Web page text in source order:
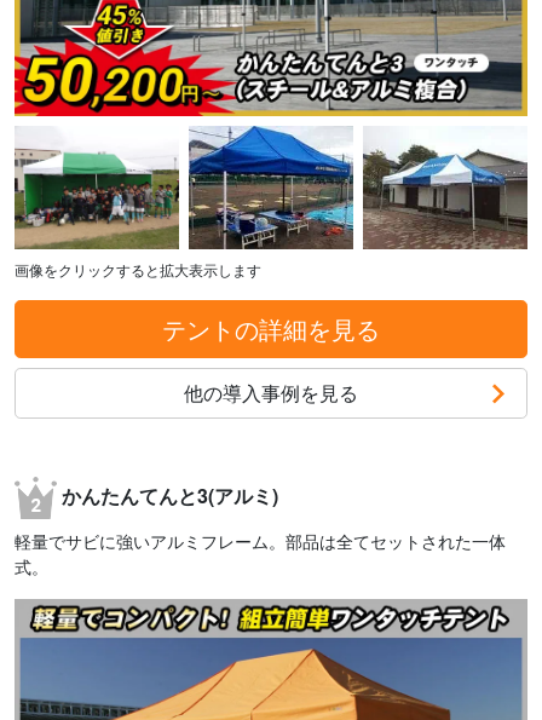
画像をクリックすると拡大表示します
テントの詳細を見る
他の導入事例を見る
かんたんてんと3(アルミ)
軽量でサビに強いアルミフレーム。部品は全てセットされた一体
式。